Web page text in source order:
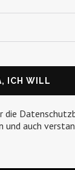
die
und auch